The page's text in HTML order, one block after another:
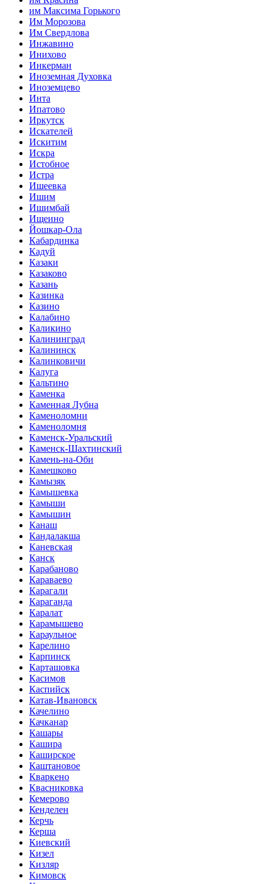
им Максима Горького
Им Морозова
Им Свердлова
Инжавино
Инихово
Инкерман
Иноземная Духовка
Иноземцево
Инта
Ипатово
Иркутск
Искателей
Искитим
Искра
Истобное
Истра
Ишеевка
Ишим
Ишимбай
Ищеино
Йошкар-Ола
Кабардинка
Кадуй
Казаки
Казаково
Казань
Казинка
Казино
Калабино
Каликино
Калининград
Калининск
Калинковичи
Калуга
Кальтино
Каменка
Каменная Лубна
Каменоломни
Каменоломня
Каменск-Уральский
Каменск-Шахтинский
Камень-на-Оби
Камешково
Камызяк
Камышевка
Камыши
Камышин
Канаш
Кандалакша
Каневская
Канск
Карабаново
Караваево
Карагали
Караганда
Каралат
Карамышево
Караульное
Карелино
Карпинск
Карташовка
Касимов
Каспийск
Катав-Ивановск
Качелино
Качканар
Кашары
Кашира
Каширское
Каштановое
Кваркено
Квасниковка
Кемерово
Кенделен
Керчь
Керша
Киевский
Кизел
Кизляр
Кимовск